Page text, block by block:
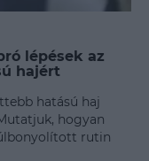
lépések az
hajért
hatású haj
hogyan
rutin